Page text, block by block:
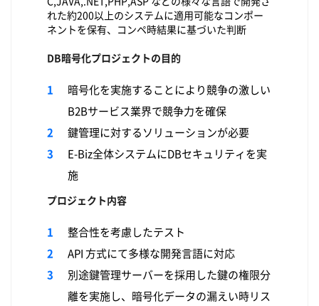
れた約200以上のシステムに適用可能なコンポー
ネントを保有、コンペ時結果に基づいた判断
DB暗号化プロジェクトの目的
暗号化を実施することにより競争の激しい
B2Bサービス業界で競争力を確保
鍵管理に対するソリューションが必要
E-Biz全体システムにDBセキュリティを実
施
プロジェクト内容
整合性を考慮したテスト
API 方式にて多様な開発言語に対応
別途鍵管理サーバーを採用した鍵の権限分
離を実施し、暗号化データの漏えい時リス